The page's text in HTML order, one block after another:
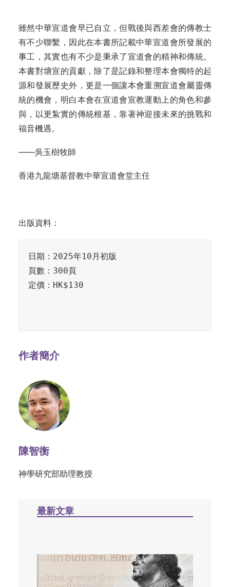
雖然中華宣道會早已自立，但戰後與西差會的傳教士
有不少聯繫，因此在本書所記載中華宣道會所發展的
事工，其實也有不少是秉承了宣道會的精神和傳統。
本書對塘宣的貢獻，除了是記錄和整理本會獨特的起
源和發展歷史外，更是一個讓本會重溯宣道會屬靈傳
統的機會，明白本會在宣道會宣教運動上的角色和參
與，以更紮實的傳統根基，靠著神迎接未來的挑戰和
福音機遇。
——吳玉樹牧師
香港九龍塘基督教中華宣道會堂主任
出版資料：
日期：2025年10月初版
頁數：300頁
定價：HK$130
作者簡介
陳智衡
神學研究部助理教授
最新文章